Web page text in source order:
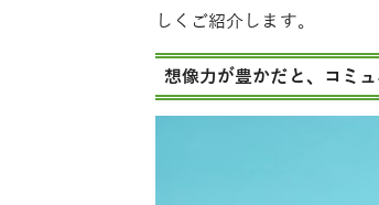
しくご紹介します。
想像力が豊かだと、コミ